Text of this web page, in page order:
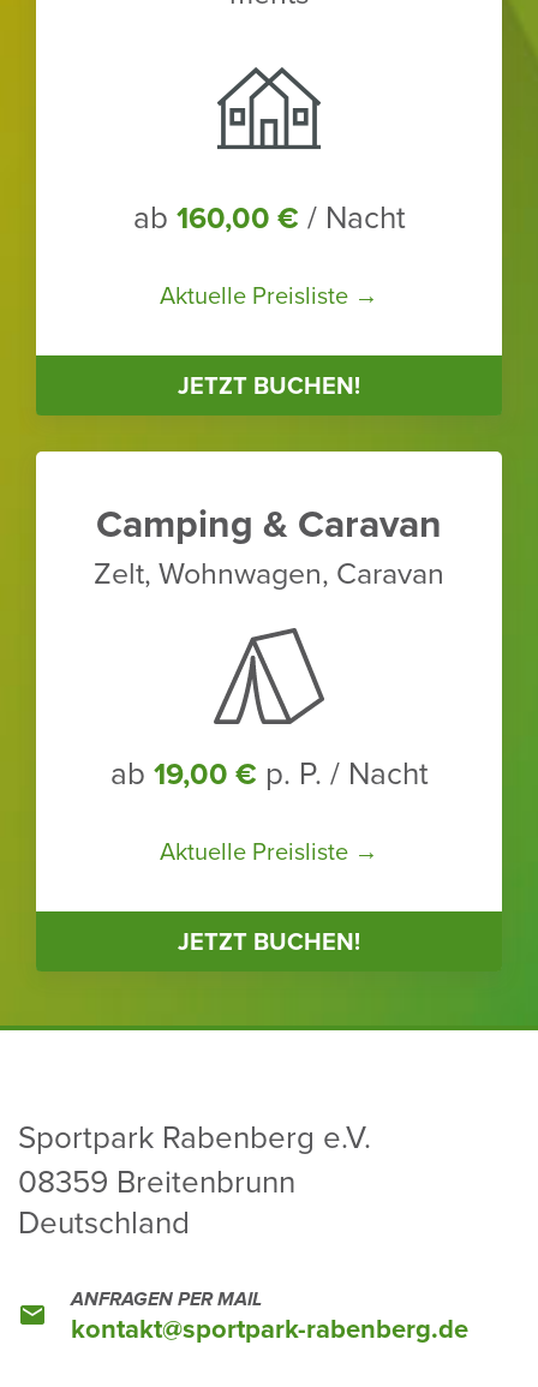
ab 160,00 € / Nacht
Aktu­elle Preis­liste →
JETZT BUCHEN!
Camping & Caravan
Zelt, Wohn­wagen, Caravan
ab 19,00 € p. P. / Nacht
Aktu­elle Preis­liste →
JETZT BUCHEN!
Sport­park Raben­berg e.V.
08359 Brei­ten­brunn
Deutsch­land
ANFRAGEN PER MAIL
kontakt@sport­park-raben­berg.de